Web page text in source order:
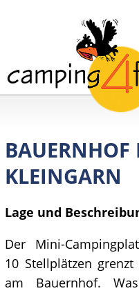
BAUERNHOF
KLEINGARN
Lage und
Der Mini-
10 Stellplätzen
am Bauernhof.